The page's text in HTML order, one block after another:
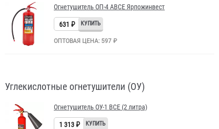
Огнетушитель ОП-4 АВСЕ Ярпожинвест
631 ₽
ОПТОВАЯ ЦЕНА: 597 ₽
Углекислотные огнетушители (ОУ)
Огнетушитель ОУ-1 BCE (2 литра)
1 313 ₽